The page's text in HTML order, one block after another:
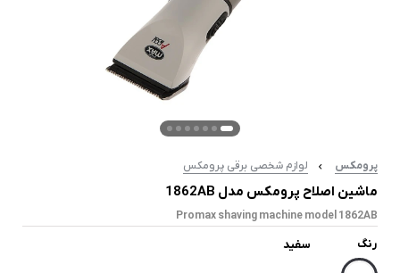
پرومکس لوازم شخصی برقی پرومکس
ماشین اصلاح پرومکس مدل 1862AB
Promax shaving machine model 1862AB
رنگ سفید